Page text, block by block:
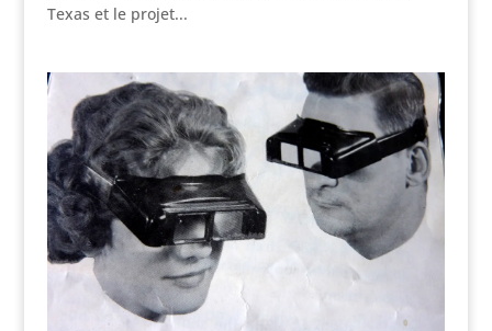
Texas et le projet...